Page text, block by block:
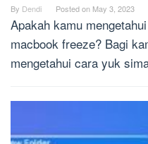
By Dendi Posted on May 3, 2023
Apakah kamu
macbook freeze? Bagi
mengetahui cara yuk